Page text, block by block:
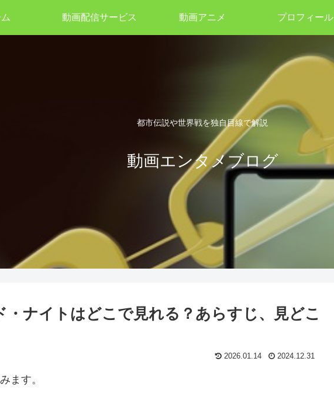
都市伝説や世界戦を独自目線で解説
動画エンタメブログ
動画配信サービス 動画アニメ プロフィール
・ナイトはどこで見れる？あらすじ、見どこ
2026.01.14 2024.12.31
ます。